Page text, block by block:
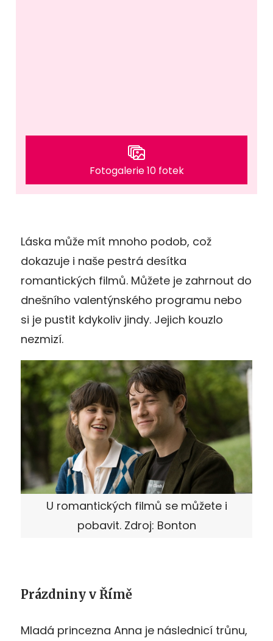
Fotogalerie 10 fotek
Láska může mít mnoho podob, což
dokazuje i naše pestrá desítka
romantických filmů. Můžete je zahrnout do
dnešního valentýnského programu nebo
si je pustit kdykoliv jindy. Jejich kouzlo
nezmizí.
U romantických filmů se můžete i
pobavit. Zdroj: Bonton
Prázdniny v Římě
Mladá princezna Anna je následnicí trůnu,